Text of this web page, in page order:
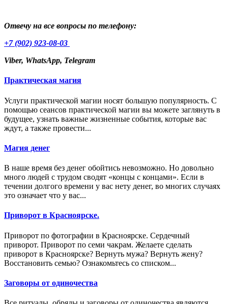
Отвечу на все вопросы по телефону:
+7 (902) 923-08-03
Viber, WhatsApp, Telegram
Практическая магия
Услуги практической магии носят большую популярность. С
помощью сеансов практической магии вы можете заглянуть в
будущее, узнать важные жизненные события, которые вас
ждут, а также провести...
Магия денег
В наше время без денег обойтись невозможно. Но довольно
много людей с трудом сводят «концы с концами». Если в
течении долгого времени у вас нету денег, во многих случаях
это означает что у вас...
Приворот в Красноярске.
Приворот по фотографии в Красноярске. Сердечный
приворот. Приворот по семи чакрам. Желаете сделать
приворот в Красноярске? Вернуть мужа? Вернуть жену?
Восстановить семью? Ознакомьтесь со списком...
Заговоры от одиночества